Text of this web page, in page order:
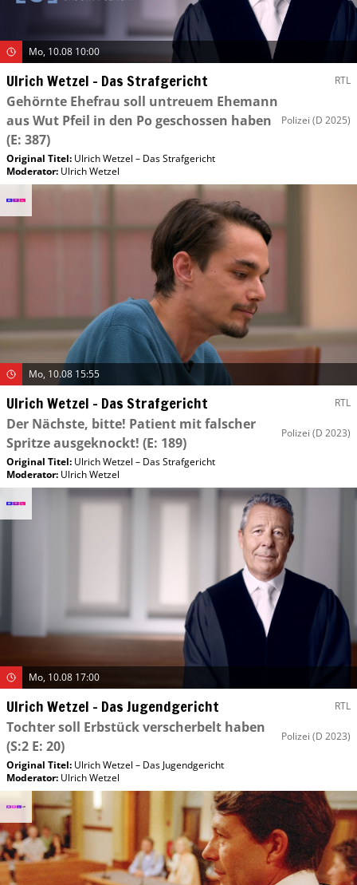
Mo, 10.08 10:00
Ulrich Wetzel – Das Strafgericht RTL
Gehörnte Ehefrau soll untreuem Ehemann
aus Wut Pfeil in den Po geschossen haben
(E: 387)
Polizei (D 2025)
Original Titel: Ulrich Wetzel – Das Strafgericht
Moderator: Ulrich Wetzel
Mo, 10.08 15:55
Ulrich Wetzel – Das Strafgericht RTL
Der Nächste, bitte! Patient mit falscher
Spritze ausgeknockt! (E: 189)
Polizei (D 2023)
Original Titel: Ulrich Wetzel – Das Strafgericht
Moderator: Ulrich Wetzel
Mo, 10.08 17:00
Ulrich Wetzel – Das Jugendgericht RTL
Tochter soll Erbstück verscherbelt haben
(S:2 E: 20)
Polizei (D 2023)
Original Titel: Ulrich Wetzel – Das Jugendgericht
Moderator: Ulrich Wetzel